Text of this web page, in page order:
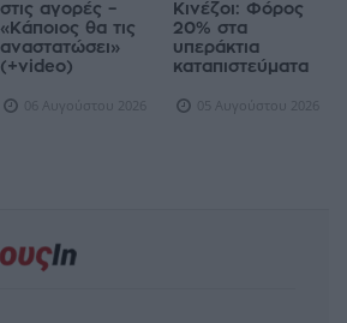
στις αγορές –
«Κάποιος θα τις
αναστατώσει»
(+video)
06 Αυγούστου 2026
Κινέζοι: Φόρος
20% στα
υπεράκτια
καταπιστεύματα
05 Αυγούστου 2026